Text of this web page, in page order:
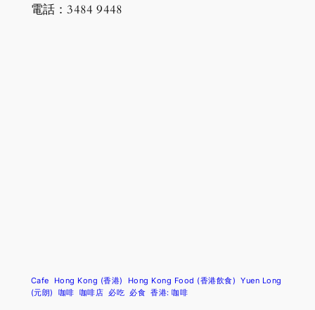
電話：3484 9448
Cafe Hong Kong (香港) Hong Kong Food (香港飲食) Yuen Long
(元朗)
咖啡 咖啡店 必吃 必食 香港: 咖啡